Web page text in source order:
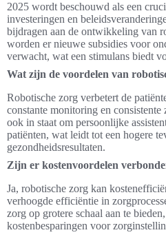
2025 wordt beschouwd als een
investeringen en
bijdragen aan de ontwikkeling van
worden er nieuwe subsidies voor
verwacht, wat een stimulans biedt
Wat zijn de voordelen van
Robotische zorg verbetert de
constante monitoring en
ook in staat om persoonlijke
patiënten, wat leidt tot een hogere
gezondheidsresultaten.
Zijn er kostenvoordelen
Ja, robotische zorg kan
verhoogde efficiëntie in
zorg op grotere schaal aan te
kostenbesparingen voor